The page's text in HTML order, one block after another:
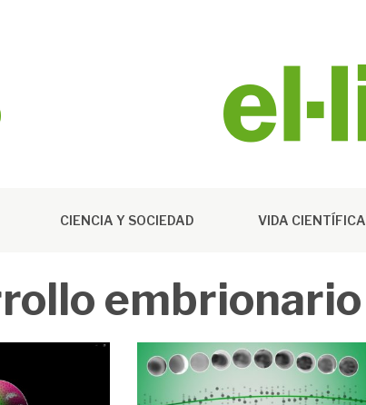
CIENCIA Y SOCIEDAD VIDA CIENTÍFICA
embrionario